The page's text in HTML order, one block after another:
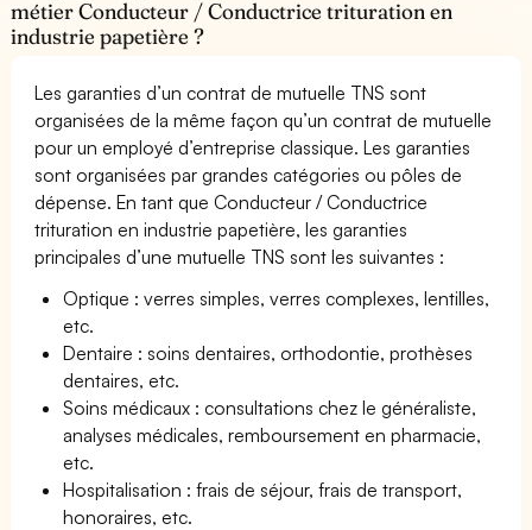
métier Conducteur / Conductrice trituration en
industrie papetière ?
Les garanties d’un contrat de mutuelle TNS sont
organisées de la même façon qu’un contrat de mutuelle
pour un employé d’entreprise classique. Les garanties
sont organisées par grandes catégories ou pôles de
dépense. En tant que Conducteur / Conductrice
trituration en industrie papetière, les garanties
principales d’une mutuelle TNS sont les suivantes :
Optique : verres simples, verres complexes, lentilles,
etc.
Dentaire : soins dentaires, orthodontie, prothèses
dentaires, etc.
Soins médicaux : consultations chez le généraliste,
analyses médicales, remboursement en pharmacie,
etc.
Hospitalisation : frais de séjour, frais de transport,
honoraires, etc.